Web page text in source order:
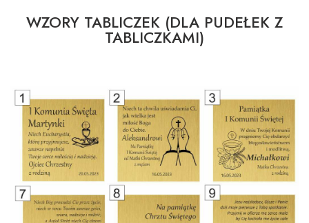
WZORY TABLICZEK (DLA PUDEŁEK Z
TABLICZKAMI)